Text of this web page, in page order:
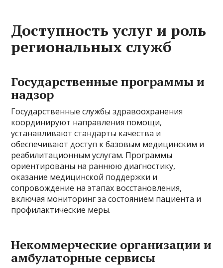
Доступность услуг и роль
региональных служб
Государственные программы и
надзор
Государственные службы здравоохранения
координируют направления помощи,
устанавливают стандарты качества и
обеспечивают доступ к базовым медицинским и
реабилитационным услугам. Программы
ориентированы на раннюю диагностику,
оказание медицинской поддержки и
сопровождение на этапах восстановления,
включая мониторинг за состоянием пациента и
профилактические меры.
Некоммерческие организации и
амбулаторные сервисы